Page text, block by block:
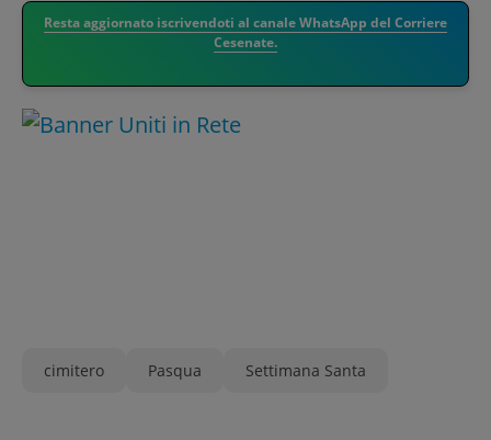
Resta aggiornato iscrivendoti al canale WhatsApp del Corriere
Cesenate.
cimitero Pasqua Settimana Santa